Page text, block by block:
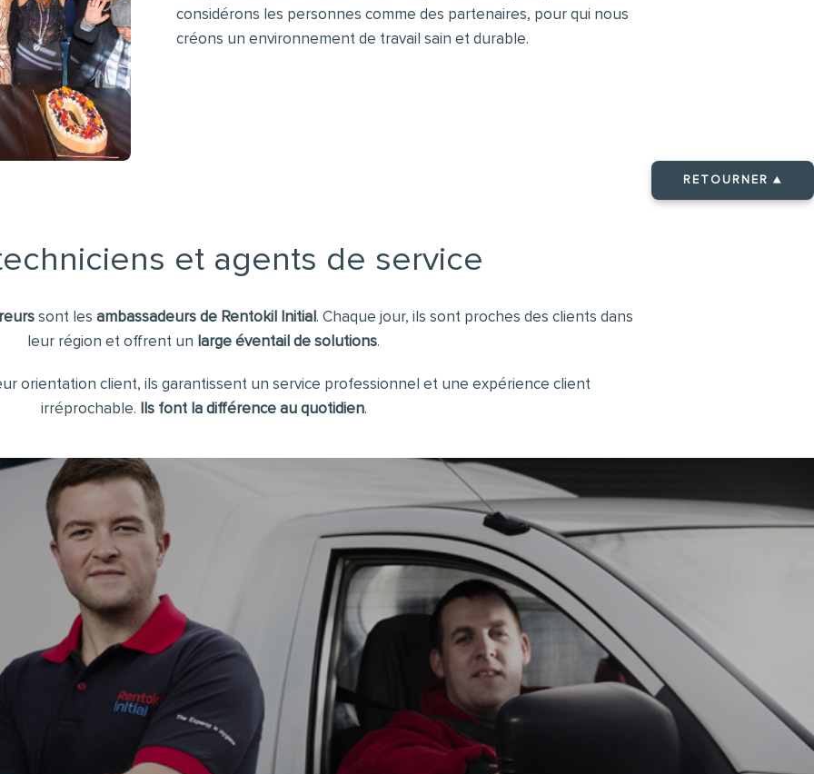
considérons les personnes comme des partenaires, pour qui nous
créons un environnement de travail sain et durable.
RETOURNER ▲
et agents de service
sont les ambassadeurs de Rentokil Initial . Chaque jour, ils sont proches des clients dans
leur région et offrent un large éventail de solutions.
orientation client, ils garantissent un service professionnel et une expérience client
irréprochable.
Ils font la différence au quotidien.